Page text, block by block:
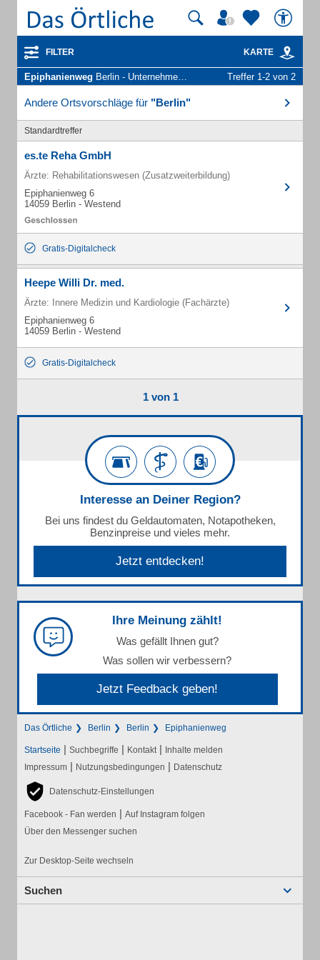
FILTER KARTE
Epiphanienweg Berlin - Unternehmen und Personen Treffer 1-2 von 2
Andere Ortsvorschläge für "Berlin"
Standardtreffer
es.te Reha GmbH
Ärzte: Rehabilitationswesen (Zusatzweiterbildung)
Epiphanienweg 6
14059 Berlin - Westend
Gratis-Digitalcheck
Heepe Willi Dr. med.
Ärzte: Innere Medizin und Kardiologie (Fachärzte)
Epiphanienweg 6
14059 Berlin - Westend
Gratis-Digitalcheck
1 von 1
Interesse an Deiner Region?
Bei uns findest du Geldautomaten, Notapotheken,
Benzinpreise und vieles mehr.
Jetzt entdecken!
Ihre Meinung zählt!
Was gefällt Ihnen gut?
Was sollen wir verbessern?
Jetzt Feedback geben!
Das Örtliche Berlin Berlin Epiphanienweg
Startseite | Suchbegriffe | Kontakt | Inhalte melden
Impressum | Nutzungsbedingungen | Datenschutz
Datenschutz-Einstellungen
Facebook - Fan werden | Auf Instagram folgen
Über den Messenger suchen
Zur Desktop-Seite wechseln
Suchen